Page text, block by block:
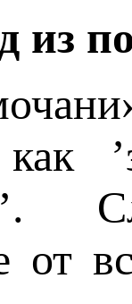
из
как
от